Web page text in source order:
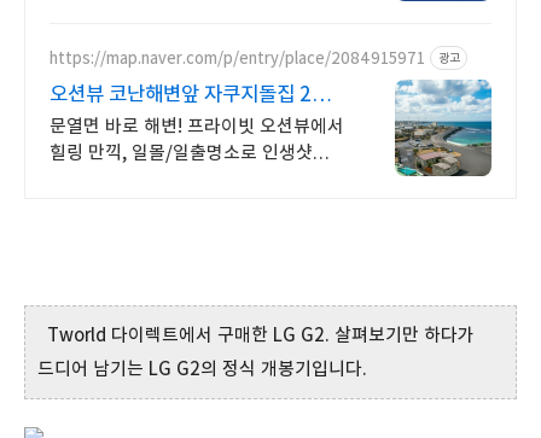
https://map.naver.com/p/entry/place/2084915971 광고
오션뷰 코난해변앞 자쿠지돌집 2인
~10인 대가족/단체예약
문열면 바로 해변! 프라이빗 오션뷰에서
힐링 만끽, 일몰/일출명소로 인생샷
Tworld 다이렉트에서 구매한 LG G2. 살펴보기만 하다가
드디어 남기는 LG G2의 정식 개봉기입니다.